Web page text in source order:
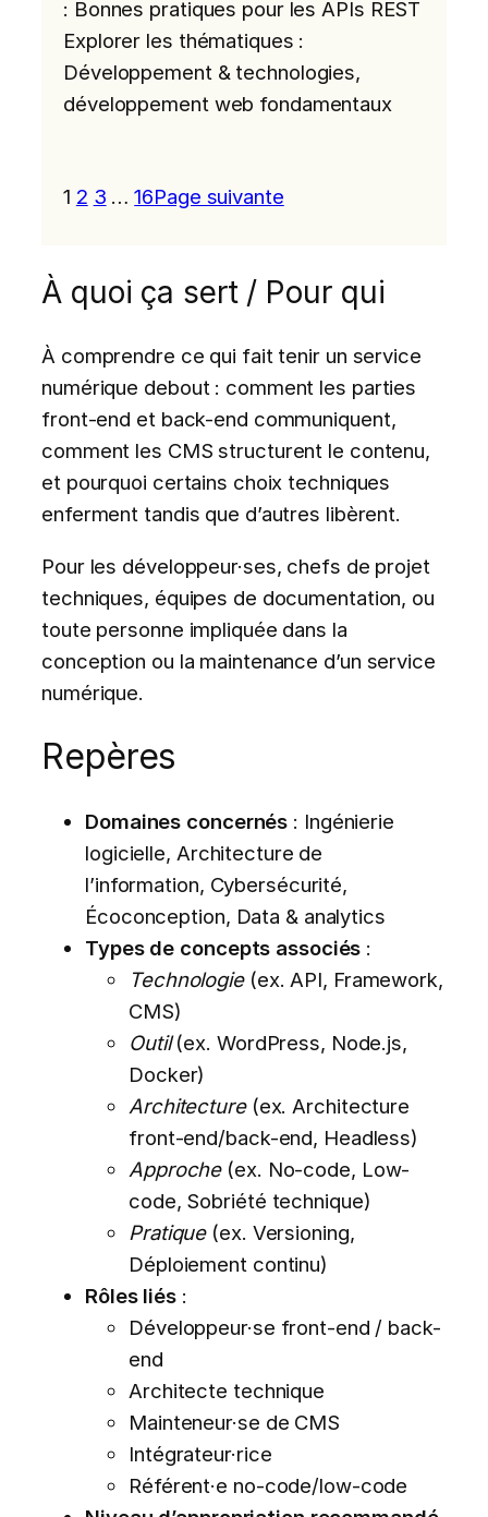
: Bonnes pratiques pour les APIs REST
Explorer les thématiques :
Développement & technologies,
développement web fondamentaux
1 2 3 … 16Page suivante
À quoi ça sert / Pour qui
À comprendre ce qui fait tenir un service
numérique debout : comment les parties
front-end et back-end communiquent,
comment les CMS structurent le contenu,
et pourquoi certains choix techniques
enferment tandis que d’autres libèrent.
Pour les développeur·ses, chefs de projet
techniques, équipes de documentation, ou
toute personne impliquée dans la
conception ou la maintenance d’un service
numérique.
Repères
Domaines concernés : Ingénierie
logicielle, Architecture de
l’information, Cybersécurité,
Écoconception, Data & analytics
Types de concepts associés :
Technologie(ex. API, Framework,
CMS)
Outil(ex. WordPress, Node.js,
Docker)
Architecture(ex. Architecture
front-end/back-end, Headless)
Approche(ex. No-code, Low-
code, Sobriété technique)
Pratique(ex. Versioning,
Déploiement continu)
Rôles liés :
Développeur·se front-end / back-
end
Architecte technique
Mainteneur·se de CMS
Intégrateur·rice
Référent·e no-code/low-code